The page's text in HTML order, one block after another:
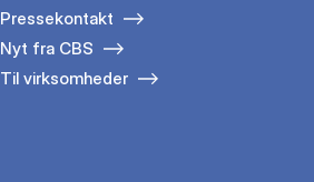
Pressekontakt
Nyt fra CBS
Til virksomheder